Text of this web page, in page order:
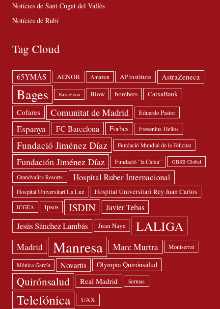
Notícies de Sant Cugat del Vallès
Notícies de Rubí
Tag Cloud
65YMÁS AENOR Amazon AP institute AstraZeneca
Bages Barcelona Biow bombers CaixaBank
Cofares Comunitat de Madrid Eduardo Pastor
Espanya FC Barcelona Forbes Fresenius-Helios
Fundació Jiménez Díaz Fundació Mundial de la Felicitat
Fundación Jiménez Díaz Fundació ”la Caixa” GBSB Global
Grandvalira Resorts Hospital Ruber Internacional
Hospital Universitari La Luz Hospital Universitari Rey Juan Carlos
ICGEA Ipsos ISDIN Javier Tebas
Jesús Sánchez Lambás Juan Naya LALIGA
Madrid Manresa Marc Murtra Montserrat
Mónica García Novartis Olympia Quirónsalud
Quirónsalud Real Madrid Sermas
Telefónica UAX